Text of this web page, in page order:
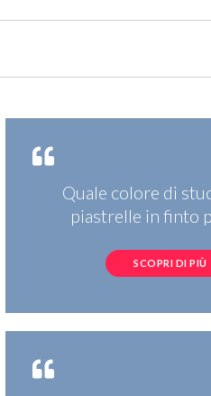
Quale colore di
piastrelle in finto
SCOPRI DI PIÙ